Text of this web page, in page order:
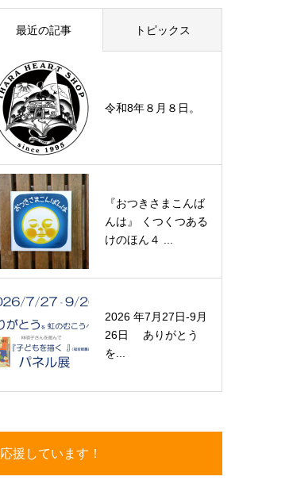
最近の記事 トピックス
令和8年８月８日。
『おつきさまこんば
んは』 くつくつある
けのほん４ ...
2026 年7月27日-9月
26日 ありがとう
を...
応援しています！